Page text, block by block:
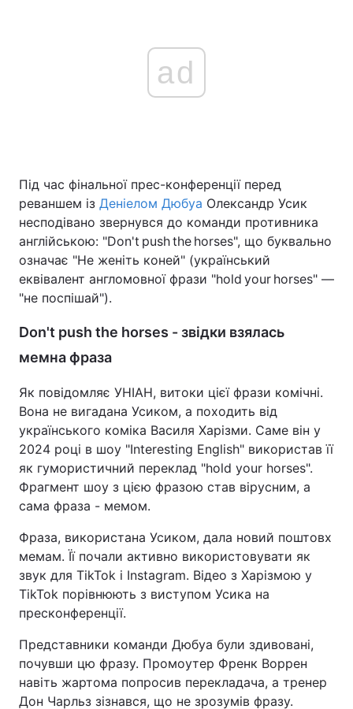
ad
Під час фінальної прес-конференції перед
реваншем із Деніелом Дюбуа Олександр Усик
несподівано звернувся до команди противника
англійською: "Don't push the horses", що буквально
означає "Не женіть коней" (український
еквівалент англомовної фрази "hold your horses" —
"не поспішай").
Don't push the horses - звідки взялась
мемна фраза
Як повідомляє УНІАН, витоки цієї фрази комічні.
Вона не вигадана Усиком, а походить від
українського коміка Василя Харізми. Саме він у
2024 році в шоу "Interesting English" використав її
як гумористичний переклад "hold your horses".
Фрагмент шоу з цією фразою став вірусним, а
сама фраза - мемом.
Фраза, використана Усиком, дала новий поштовх
мемам. Її почали активно використовувати як
звук для TikTok і Instagram. Відео з Харізмою у
TikTok порівнюють з виступом Усика на
пресконференції.
Представники команди Дюбуа були здивовані,
почувши цю фразу. Промоутер Френк Воррен
навіть жартома попросив перекладача, а тренер
Дон Чарльз зізнався, що не зрозумів фразу.